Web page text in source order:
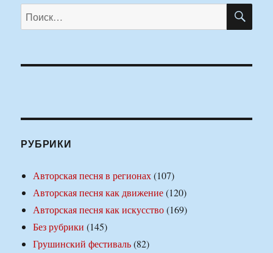
Искать:
РУБРИКИ
Авторская песня в регионах(107)
Авторская песня как движение(120)
Авторская песня как искусство(169)
Без рубрики (145)
Грушинский фестиваль(82)